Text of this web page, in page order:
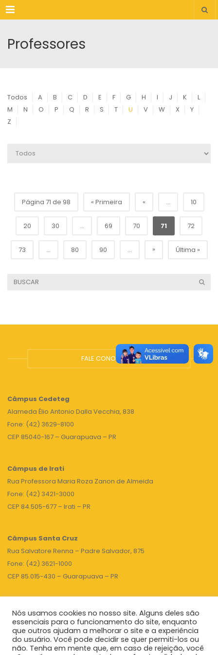
Menu
Professores
Todos A B C D E F G H I J K
L
M
N O P Q R S T U V W X
Y
Z
Página 71 de 98 « Primeira « ... 10
20 30 ... 69 70 71 72
73 ... 80 90 ... » Última »
FALE CONOSCO
Câmpus Cedeteg
Alameda Élio Antonio Dalla Vecchia, 838
Fone: (42) 3629-8100
CEP 85040-167 – Guarapuava – PR
Câmpus de Irati
Rua Professora Maria Roza Zanon de Almeida
Fone: (42) 3421-3000
CEP 84.505-677 – Irati – PR
Câmpus Santa Cruz
Rua Salvatore Renna – Padre Salvador, 875
Fone: (42) 3621-1000
CEP 85.015-430 – Guarapuava – PR
TOPO
Unicentro |Governo do Paraná|Seti| Agenda do Reitor
Nós usamos cookies no nosso site. Alguns deles são
essenciais para o funcionamento do site, enquanto
que outros ajudam a melhorar o site e a experiência
do usuário. Você pode decidir se quer permiti-los ou
não. Tenha em mente que, em caso de rejeição, você